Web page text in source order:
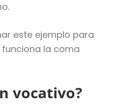
este ejemplo para
la coma
vocativo?